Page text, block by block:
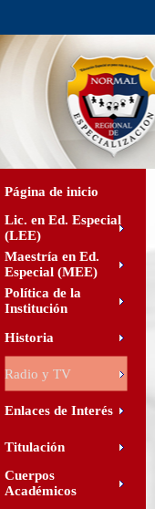
Página de inicio
Lic. en Ed. Especial
(LEE)
Maestría en Ed.
Especial (MEE)
Política de la
Institución
Historia
Radio y TV
Enlaces de Interés
Titulación
Cuerpos
Académicos